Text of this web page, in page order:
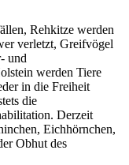
Rehkitze werden
verletzt, Greifvögel
und
werden Tiere
in die Freiheit
die
Derzeit
Eichhörnchen,
Obhut des